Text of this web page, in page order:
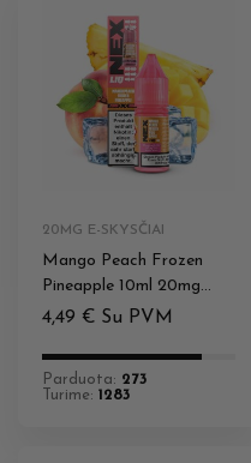
20MG E-SKYSČIAI
Mango Peach Frozen
Pineapple 10ml 20mg
NEXLIQ Pod Salt
4,49 € Su PVM
Parduota: 273
Turime: 1283